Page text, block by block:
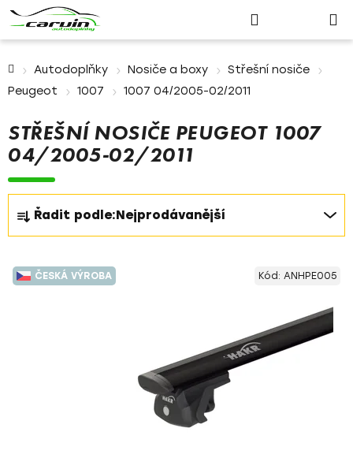
Přihlášení
košík
Autodoplňky Nosiče a boxy
Střešní nosiče
Peugeot
1007 1007 04/2005-02/2011
STŘEŠNÍ NOSIČE PEUGEOT 1007
04/2005-02/2011
Ř
a
z
e
n
Řadit podle:Nejprodávanější
V
ý
ČESKÁ VÝROBA Kód: ANHPE005